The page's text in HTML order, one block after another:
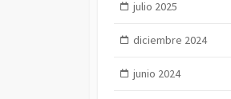
julio 2025
diciembre 2024
junio 2024